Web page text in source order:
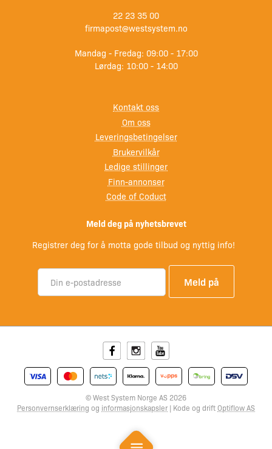
Mobile Menu
22 23 35 00
firmapost@westsystem.no
Mandag - Fredag: 09:00 - 17:00
Lørdag: 10:00 - 14:00
Kontakt oss
Om oss
Leveringsbetingelser
Brukervilkår
Ledige stillinger
Finn-annonser
Code of Coduct
Meld deg på nyhetsbrevet
Registrer deg for å motta gode tilbud og nyttig info!
© West System Norge AS 2026
Personvernserklæring og informasjonskapsler | Kode og driftOptiflow AS
FacebookInstagramYoutube